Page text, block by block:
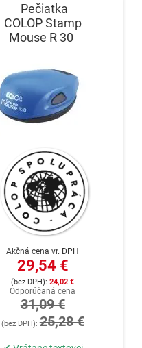
Pečiatka
COLOP Stamp
Mouse R 30
Akčná cena vr. DPH
29,54 €
24,02 €
Odporúčaná cena
31,09 €
25,28 €